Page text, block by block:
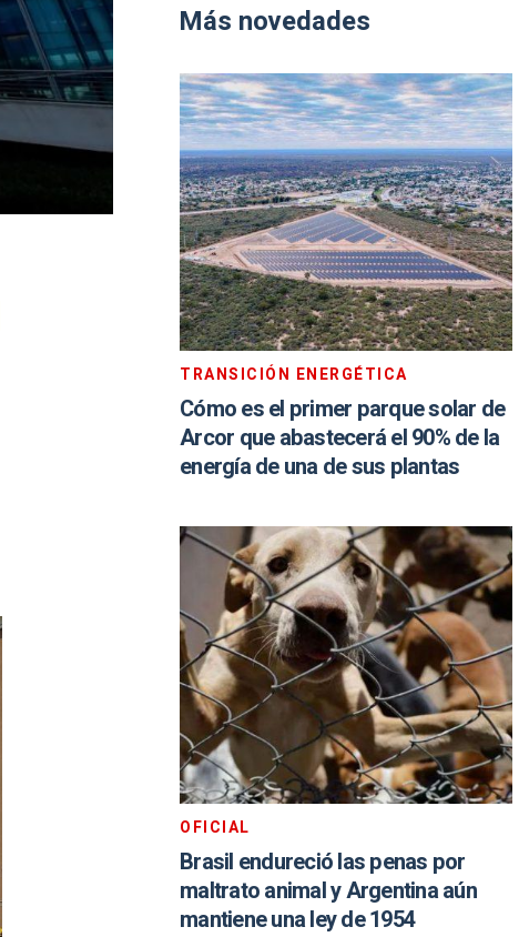
Más novedades
TRANSICIÓN ENERGÉTICA
Cómo es el primer parque solar de
Arcor que abastecerá el 90% de la
energía de una de sus plantas
OFICIAL
Brasil endureció las penas por
maltrato animal y Argentina aún
mantiene una ley de 1954